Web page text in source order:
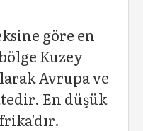
göre en
Kuzey
Avrupa ve
En düşük